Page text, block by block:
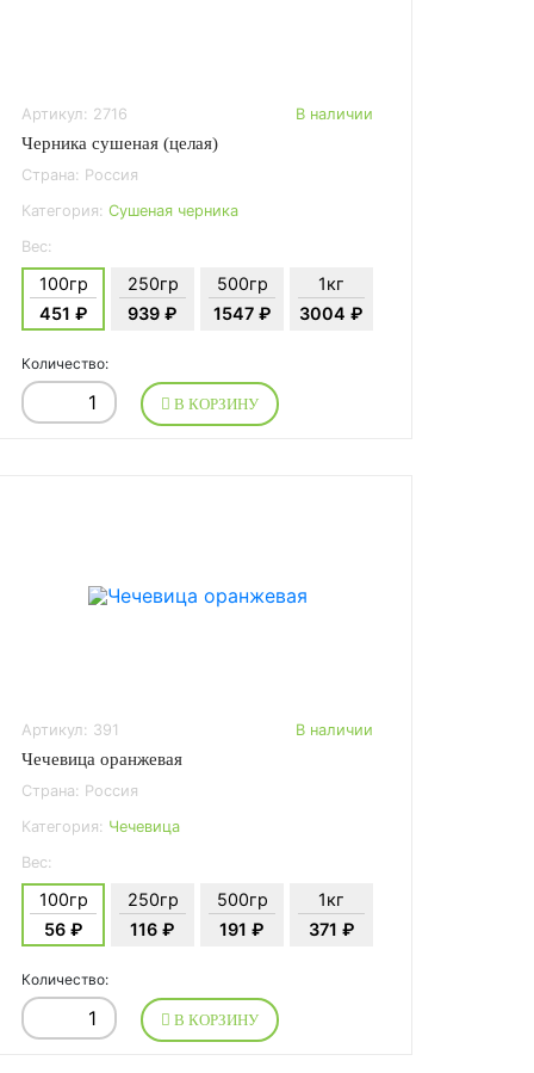
Артикул: 2716 В наличии
Черника сушеная (целая)
Страна: Россия
Категория:Сушеная черника
Вес:
100гр
451 ₽
250гр
939 ₽
500гр
1547 ₽
1кг
3004 ₽
Количество:
В КОРЗИНУ
Артикул: 391 В наличии
Чечевица оранжевая
Страна: Россия
Категория: Чечевица
Вес:
100гр
56 ₽
250гр
116 ₽
500гр
191 ₽
1кг
371 ₽
Количество:
В КОРЗИНУ